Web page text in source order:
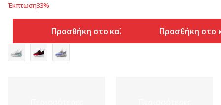
Έκπτωση33%
Προσθήκη στο καλάθι Προσθήκη στο